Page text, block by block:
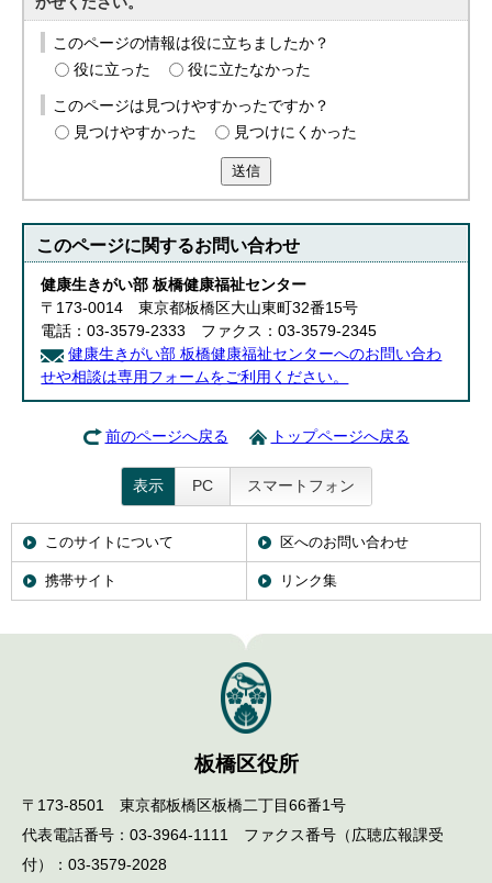
このページの情報は役に立ちましたか？
役に立った
役に立たなかった
このページは見つけやすかったですか？
見つけやすかった
見つけにくかった
送信
このページに関するお問い合わせ
健康生きがい部 板橋健康福祉センター
〒173-0014 東京都板橋区大山東町32番15号
電話：03-3579-2333 ファクス：03-3579-2345
健康生きがい部 板橋健康福祉センターへのお問い合わ
せや相談は専用フォームをご利用ください。
前のページへ戻る トップページへ戻る
表示 PC スマートフォン
このサイトについて 区へのお問い合わせ
携帯サイト リンク集
板橋区役所
〒173-8501 東京都板橋区板橋二丁目66番1号
代表電話番号：03-3964-1111 ファクス番号（広聴広報課受
付）：03-3579-2028